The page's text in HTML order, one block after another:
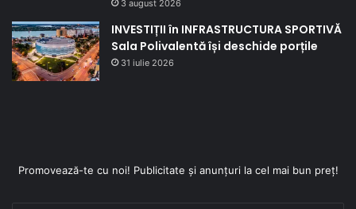
3 august 2026
INVESTIȚII în INFRASTRUCTURA SPORTIVĂ
Sala Polivalentă își deschide porțile
31 iulie 2026
Promovează-te cu noi! Publicitate și anunțuri la cel mai bun preț!